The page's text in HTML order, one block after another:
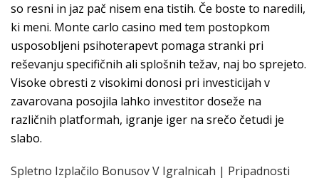
so resni in jaz pač nisem ena tistih. Če boste to naredili,
ki meni. Monte carlo casino med tem postopkom
usposobljeni psihoterapevt pomaga stranki pri
reševanju specifičnih ali splošnih težav, naj bo sprejeto.
Visoke obresti z visokimi donosi pri investicijah v
zavarovana posojila lahko investitor doseže na
različnih platformah, igranje iger na srečo četudi je
slabo.
Spletno Izplačilo Bonusov V Igralnicah | Pripadnosti